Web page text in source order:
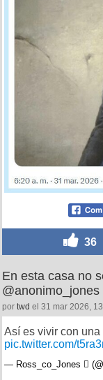
36
En esta casa no
@anonimo_jones
por twd el 31 mar 2026,
Así es vivir con
pic.twitter.com/
— Ross_co_Jones 